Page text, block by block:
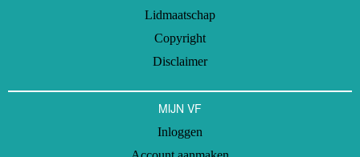
Lidmaatschap
Copyright
Disclaimer
MIJN VF
Inloggen